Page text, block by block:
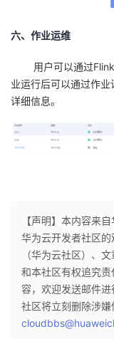
六、作业运维
用户可以通过
业运行后可以通过作业
详细信息。
【声明】本内容来
华为云开发者社区
（华为云社区）、
和本社区有权追究
容，欢迎发送邮件
社区将立刻删除涉嫌